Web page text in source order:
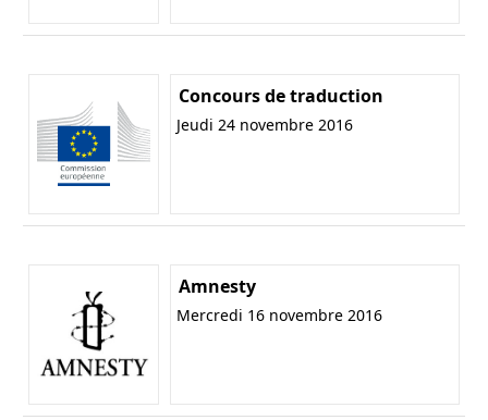
Concours de traduction
Jeudi 24 novembre 2016
Amnesty
Mercredi 16 novembre 2016